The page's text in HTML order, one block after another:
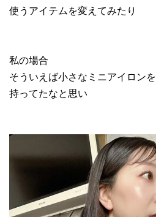
使うアイテムを変えてみたり
私の場合
そういえば小さなミニアイロンを
持ってたなと思い